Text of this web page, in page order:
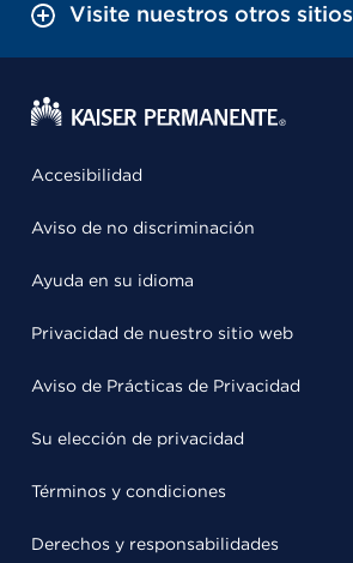
Visite nuestros otros sitios
Accesibilidad
Aviso de no discriminación
Ayuda en su idioma
Privacidad de nuestro sitio web
Aviso de Prácticas de Privacidad
Su elección de privacidad
Términos y condiciones
Derechos y responsabilidades